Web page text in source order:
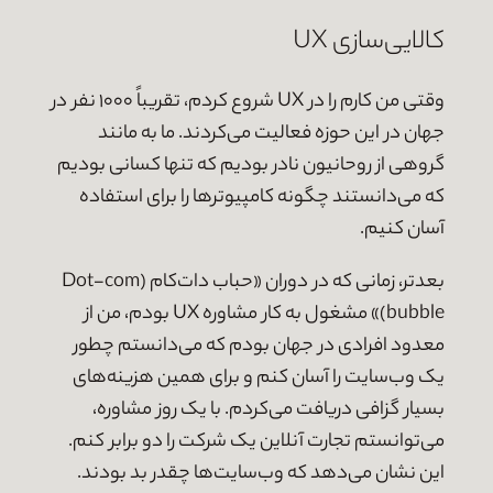
کالایی‌سازی UX
وقتی من کارم را در UX شروع کردم، تقریباً ۱۰۰۰ نفر در
جهان در این حوزه فعالیت می‌کردند. ما به مانند
گروهی از روحانیون نادر بودیم که تنها کسانی بودیم
که می‌دانستند چگونه کامپیوترها را برای استفاده
آسان کنیم.
بعدتر، زمانی که در دوران «حباب دات‌کام (Dot-com
bubble)» مشغول به کار مشاوره UX بودم، من از
معدود افرادی در جهان بودم که می‌دانستم چطور
یک وب‌سایت را آسان کنم و برای همین هزینه‌های
بسیار گزافی دریافت می‌کردم. با یک روز مشاوره،
می‌توانستم تجارت آنلاین یک شرکت را دو برابر کنم.
این نشان می‌دهد که وب‌سایت‌ها چقدر بد بودند.